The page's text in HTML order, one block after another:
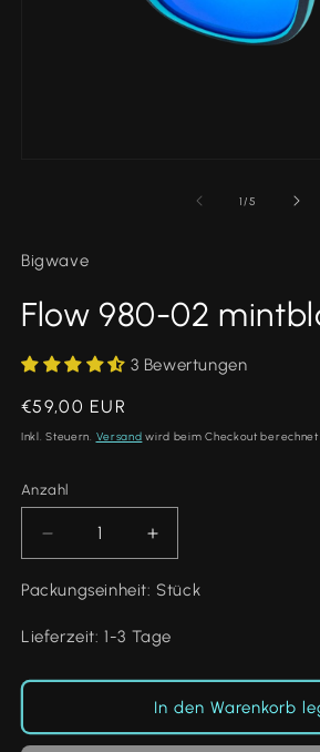
1 /von
5
Bigwave
Flow 980-02
3 Bewertungen
Normaler
Preis
€59,00 EUR
Inkl. Steuern. Versand wird beim Checkout berechnet
Anzahl
Anzahl
Verringere
die
Menge
Flow
02
Erhöhe
die
Menge
Flow
02
mintblau
Packungseinheit: Stück
Lieferzeit: 1-3 Tage
In den Warenkorb